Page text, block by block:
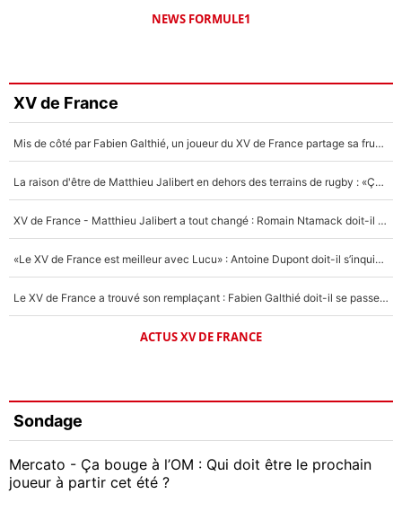
NEWS FORMULE1
XV de France
Mis de côté par Fabien Galthié, un joueur du XV de France partage sa frustration : «ils ne me l’ont pas dit tout de suite»
La raison d'être de Matthieu Jalibert en dehors des terrains de rugby : «Ça m'atteint autant que si tu touches à un membre de ma famille»
XV de France - Matthieu Jalibert a tout changé : Romain Ntamack doit-il s’inquiéter pour sa place à un an de la Coupe du monde ?
«Le XV de France est meilleur avec Lucu» : Antoine Dupont doit-il s’inquiéter pour sa place ?
Le XV de France a trouvé son remplaçant : Fabien Galthié doit-il se passer d'Antoine Dupont ?
ACTUS XV DE FRANCE
Sondage
Mercato - Ça bouge à l’OM : Qui doit être le prochain
joueur à partir cet été ?